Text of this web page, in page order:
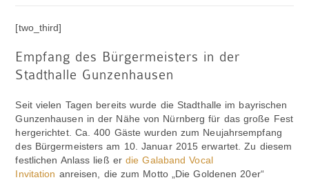
[two_third]
Empfang des Bürgermeisters in der
Stadthalle Gunzenhausen
Seit vielen Tagen bereits wurde die Stadthalle im bayrischen
Gunzenhausen in der Nähe von Nürnberg für das große Fest
hergerichtet. Ca. 400 Gäste wurden zum Neujahrsempfang
des Bürgermeisters am 10. Januar 2015 erwartet. Zu diesem
festlichen Anlass ließ erdie Galaband Vocal
Invitation anreisen, die zum Motto „Die Goldenen 20er“